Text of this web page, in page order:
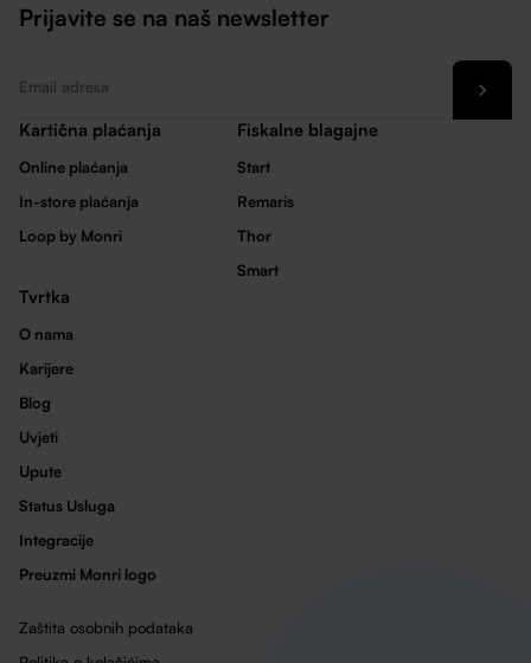
Prijavite se na naš newsletter
Kartična plaćanja
Online plaćanja
In-store plaćanja
Loop by Monri
Fiskalne blagajne
Start
Remaris
Thor
Smart
Tvrtka
O nama
Karijere
Blog
Uvjeti
Upute
Status Usluga
Integracije
Preuzmi Monri logo
Zaštita osobnih podataka